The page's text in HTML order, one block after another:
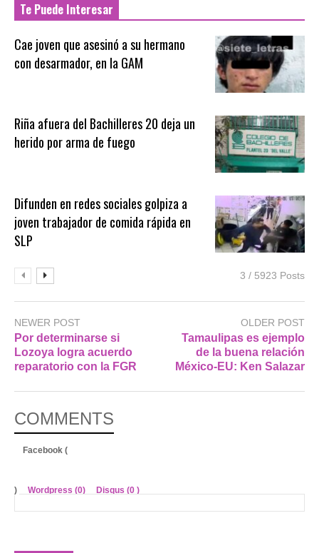
Te Puede Interesar
Cae joven que asesinó a su hermano
con desarmador, en la GAM
Riña afuera del Bachilleres 20 deja un
herido por arma de fuego
Difunden en redes sociales golpiza a
joven trabajador de comida rápida en
SLP
3 / 5923 Posts
NEWER POST
Por determinarse si
Lozoya logra acuerdo
reparatorio con la FGR
OLDER POST
Tamaulipas es ejemplo
de la buena relación
México-EU: Ken Salazar
COMMENTS
Facebook (
) Wordpress (0) Disqus (0 )